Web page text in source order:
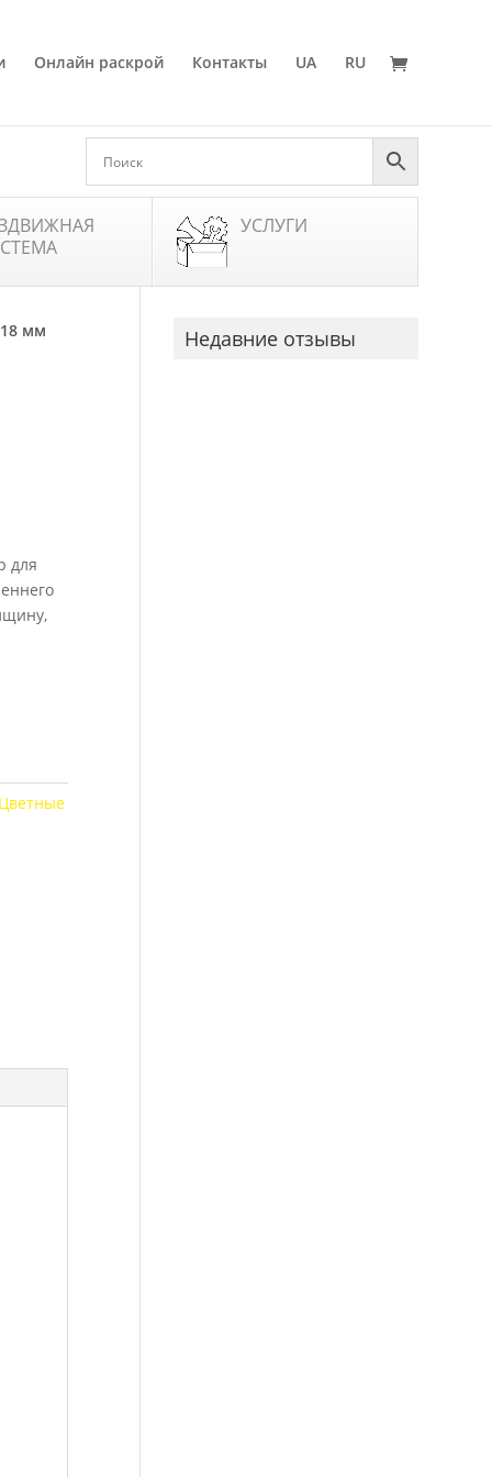
Онлайн раскрой Контакты UA RU
УСЛУГИ
мм
для
Цветные
Недавние отзывы